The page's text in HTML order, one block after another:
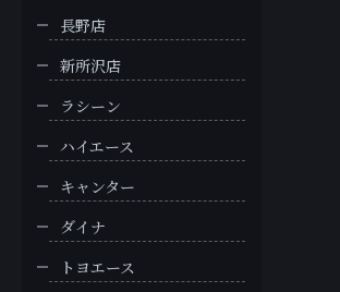
長野店
新所沢店
ラシーン
ハイエース
キャンター
ダイナ
トヨエース